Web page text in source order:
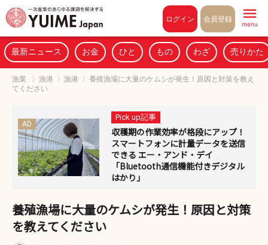
ログイン 会員登録
menu
最新ニュース お金 ひと もの わざ 売りかた
漁業 〉 漁港 〉 漁港 〉 養殖漁場に大量のケムシが発生！原因と対策を教え
てください
AD
Pick up記事
収穫期の作業効率が格段にアップ！
スマートフォンに計量データを送信
できる エー・アンド・デイ
「Bluetooth通信機能付きデジタル
はかり」
養殖漁場に大量のケムシが発生！原因と対策
を教えてください